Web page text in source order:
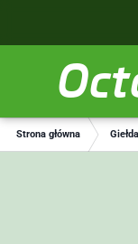
Strona główna Giełda